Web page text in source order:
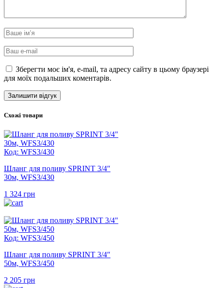
Зберегти моє ім'я, e-mail, та адресу сайту в цьому браузері
для моїх подальших коментарів.
Схожі товари
Код: WFS3/430
Шланг для поливу SPRINT 3/4″
30м, WFS3/430
1 324 грн
Код: WFS3/450
Шланг для поливу SPRINT 3/4″
50м, WFS3/450
2 205 грн